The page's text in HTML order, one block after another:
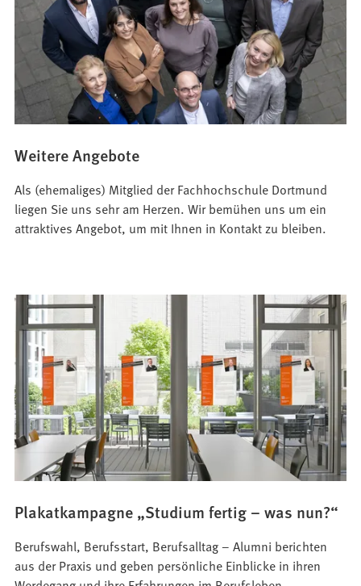
Weitere Angebote
Als (ehemaliges) Mitglied der Fachhochschule Dortmund
liegen Sie uns sehr am Herzen. Wir bemühen uns um ein
attraktives Angebot, um mit Ihnen in Kontakt zu bleiben.
Plakatkampagne „Studium fertig – was nun?“
Berufswahl, Berufsstart, Berufsalltag – Alumni berichten
aus der Praxis und geben persönliche Einblicke in ihren